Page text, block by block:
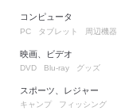
コンピュータ
PC タブレット 周辺機器
映画、ビデオ
DVD Blu-ray グッズ
スポーツ、レジャー
キャンプ フィッシング